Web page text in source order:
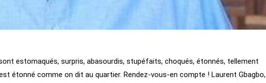
estomaqués, surpris, abasourdis, stupéfaits, choqués, étonnés, tellement
étonné comme on dit au quartier. Rendez-vous-en compte ! Laurent Gbagbo,